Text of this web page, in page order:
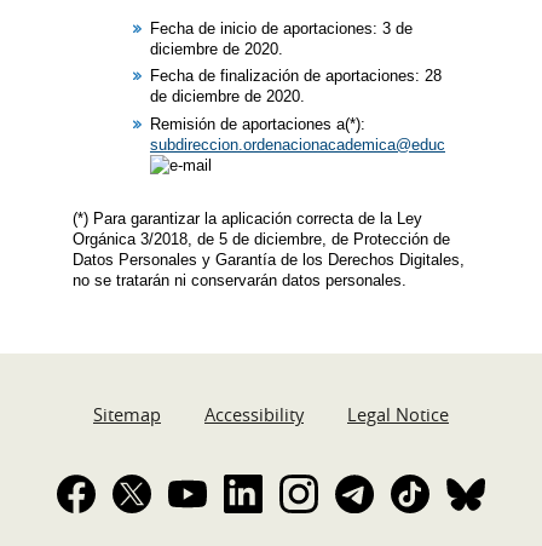
Fecha de inicio de aportaciones: 3 de
diciembre de 2020.
Fecha de finalización de aportaciones: 28
de diciembre de 2020.
Remisión de aportaciones a(*):
subdireccion.ordenacionacademica@educacion.gob.es
(*) Para garantizar la aplicación correcta de la Ley
Orgánica 3/2018, de 5 de diciembre, de Protección de
Datos Personales y Garantía de los Derechos Digitales,
no se tratarán ni conservarán datos personales.
Sitemap Accessibility Legal Notice